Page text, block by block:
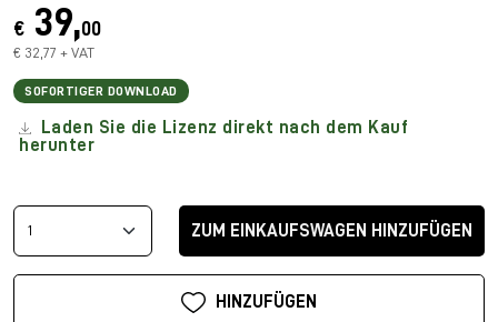
€ 39,00
€ 32,77 + VAT
SOFORTIGER DOWNLOAD
Laden Sie die Lizenz direkt nach dem Kauf
herunter
ZUM EINKAUFSWAGEN HINZUFÜGEN
HINZUFÜGEN